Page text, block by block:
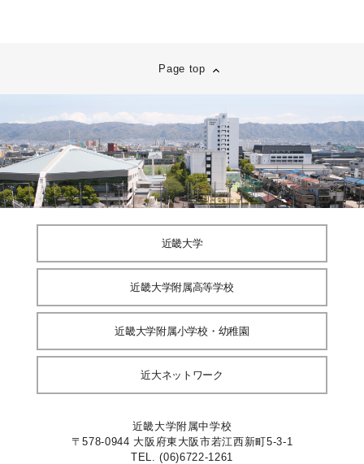
Page top
近畿大学
近畿大学附属高等学校
近畿大学附属小学校・幼稚園
近大ネットワーク
近畿大学附属中学校
〒578-0944 大阪府東大阪市若江西新町5-3-1
TEL. (06)6722-1261